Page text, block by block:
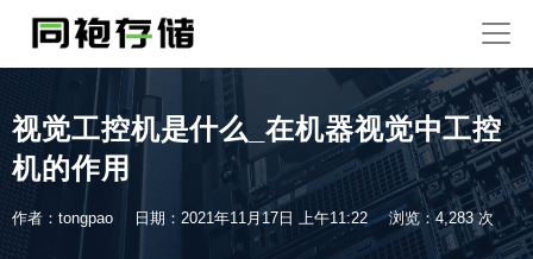
视觉工控机是什么_在机器视觉中工控
机的作用
作者：tongpao 日期：2021年11月17日 上午11:22 浏览：4,283 次